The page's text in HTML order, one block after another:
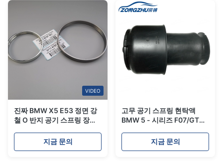
VIDEO
진짜 BMW X5 E53 정면 강
철 O 반지 공기 스프링 장비
37116757501지금 문의
고무 공기 스프링 현탁액
BMW 5 - 시리즈 F07/GT
37106781827지금 문의